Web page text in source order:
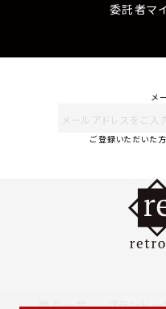
委託者マ
メ
ご登録いただいた
商品一覧 ブランド